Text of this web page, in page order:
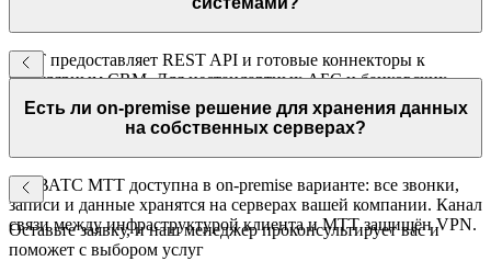
МТТ предоставляет REST API и готовые коннекторы к
популярным CRM. Для нестандартных АБС и банковских
платформ доступна интеграция через API — документация с
примерами кода входит в комплект.
Есть ли on-premise решение для хранения данных
на собственных серверах?
Да. ВАТС МТТ доступна в on-premise варианте: все звонки,
записи и данные хранятся на серверах вашей компании. Канал
связи между инфраструктурой клиента и МТТ защищён VPN.
Оставьте заявку, и наш менеджер проконсультирует вас и
поможет с выбором услуг